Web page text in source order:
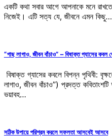
একটি কথা সবার আগে আপনাকে মনে
নিজেই। এটি সত্য যে, জীবনে এমন কিছু…
“গাছ লাগাও, জীবন বাঁচাও” – বিষাক্ত গ্যাসের কবল
বিষাক্ত গ্যাসের কবলে বিপন্ন পৃথিবী:
লাগাও, জীবন বাঁচাও”) প্রদত্ত
ভয়াবহ…
সঠিক উপায়ে পরিশ্রম করলে সফলতা আসবেই আসবে